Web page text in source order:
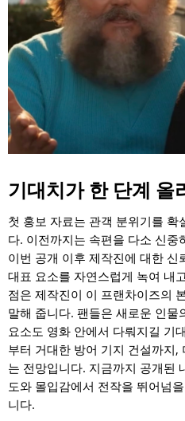
기대치가 한 단계 올
첫 홍보 자료는 관객 분위기를 확
다. 이전까지는 속편을 다소 신
이번 공개 이후 제작진에 대한 신
대표 요소를 자연스럽게 녹여 내
점은 제작진이 이 프랜차이즈의
말해 줍니다. 팬들은 새로운 인물
요소도 영화 안에서 다뤄지길 기
부터 거대한 방어 기지 건설까지
는 전망입니다. 지금까지 공개된
도와 몰입감에서 전작을 뛰어넘
니다.